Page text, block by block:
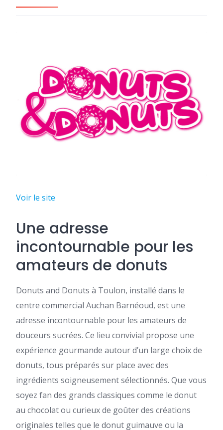
Voir le site
Une adresse
incontournable pour les
amateurs de donuts
Donuts and Donuts à Toulon, installé dans le
centre commercial Auchan Barnéoud, est une
adresse incontournable pour les amateurs de
douceurs sucrées. Ce lieu convivial propose une
expérience gourmande autour d’un large choix de
donuts, tous préparés sur place avec des
ingrédients soigneusement sélectionnés. Que vous
soyez fan des grands classiques comme le donut
au chocolat ou curieux de goûter des créations
originales telles que le donut guimauve ou la